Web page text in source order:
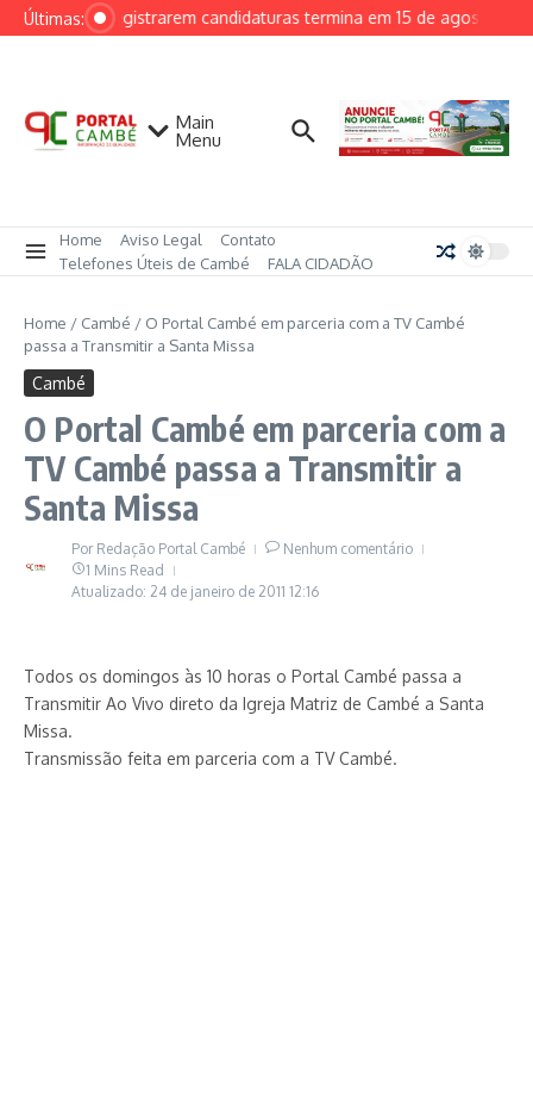
Ir para o conteúdo
Últimas:
partidos registrarem candidaturas termina em 15 de agosto
Main
Menu
Home Aviso Legal
Contato
Telefones Úteis de Cambé
FALA CIDADÃO
Home / Cambé / O Portal Cambé em parceria com a TV Cambé
passa a Transmitir a Santa Missa
Cambé
O Portal Cambé em parceria com a
TV Cambé passa a Transmitir a
Santa Missa
Por Redação Portal Cambé
Nenhum comentário
1 Mins Read
Atualizado: 24 de janeiro de 2011 12:16
Todos os domingos às 10 horas o Portal Cambé passa a
Transmitir Ao Vivo direto da Igreja Matriz de Cambé a Santa
Missa.
Transmissão feita em parceria com a TV Cambé.